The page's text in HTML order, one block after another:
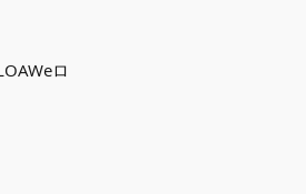
ロ